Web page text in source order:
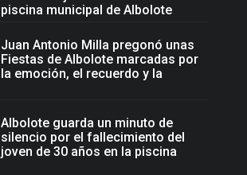
piscina municipal de Albolote
Juan Antonio Milla pregonó unas
Fiestas de Albolote marcadas por
la emoción, el recuerdo y la
Albolote guarda un minuto de
silencio por el fallecimiento del
joven de 30 años en la piscina